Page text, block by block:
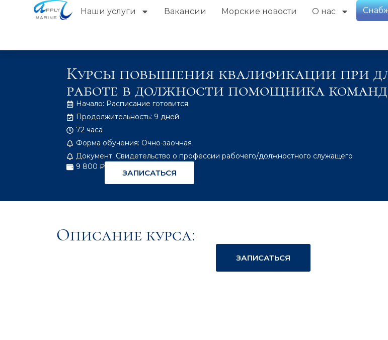
Наши услуги Вакансии Морские новости О нас
Курсы повышения квалификации при
работе в должности помощника
Начало: Расписание готовится
Продолжительность: 9 дней
72 часа
Форма обучения: Очно-заочная
Документ: Свидетельство о профессии рабочего/должностного служащего
9 800 ₽
ЗАПИСАТЬСЯ
Описание курса:
ЗАПИСАТЬСЯ